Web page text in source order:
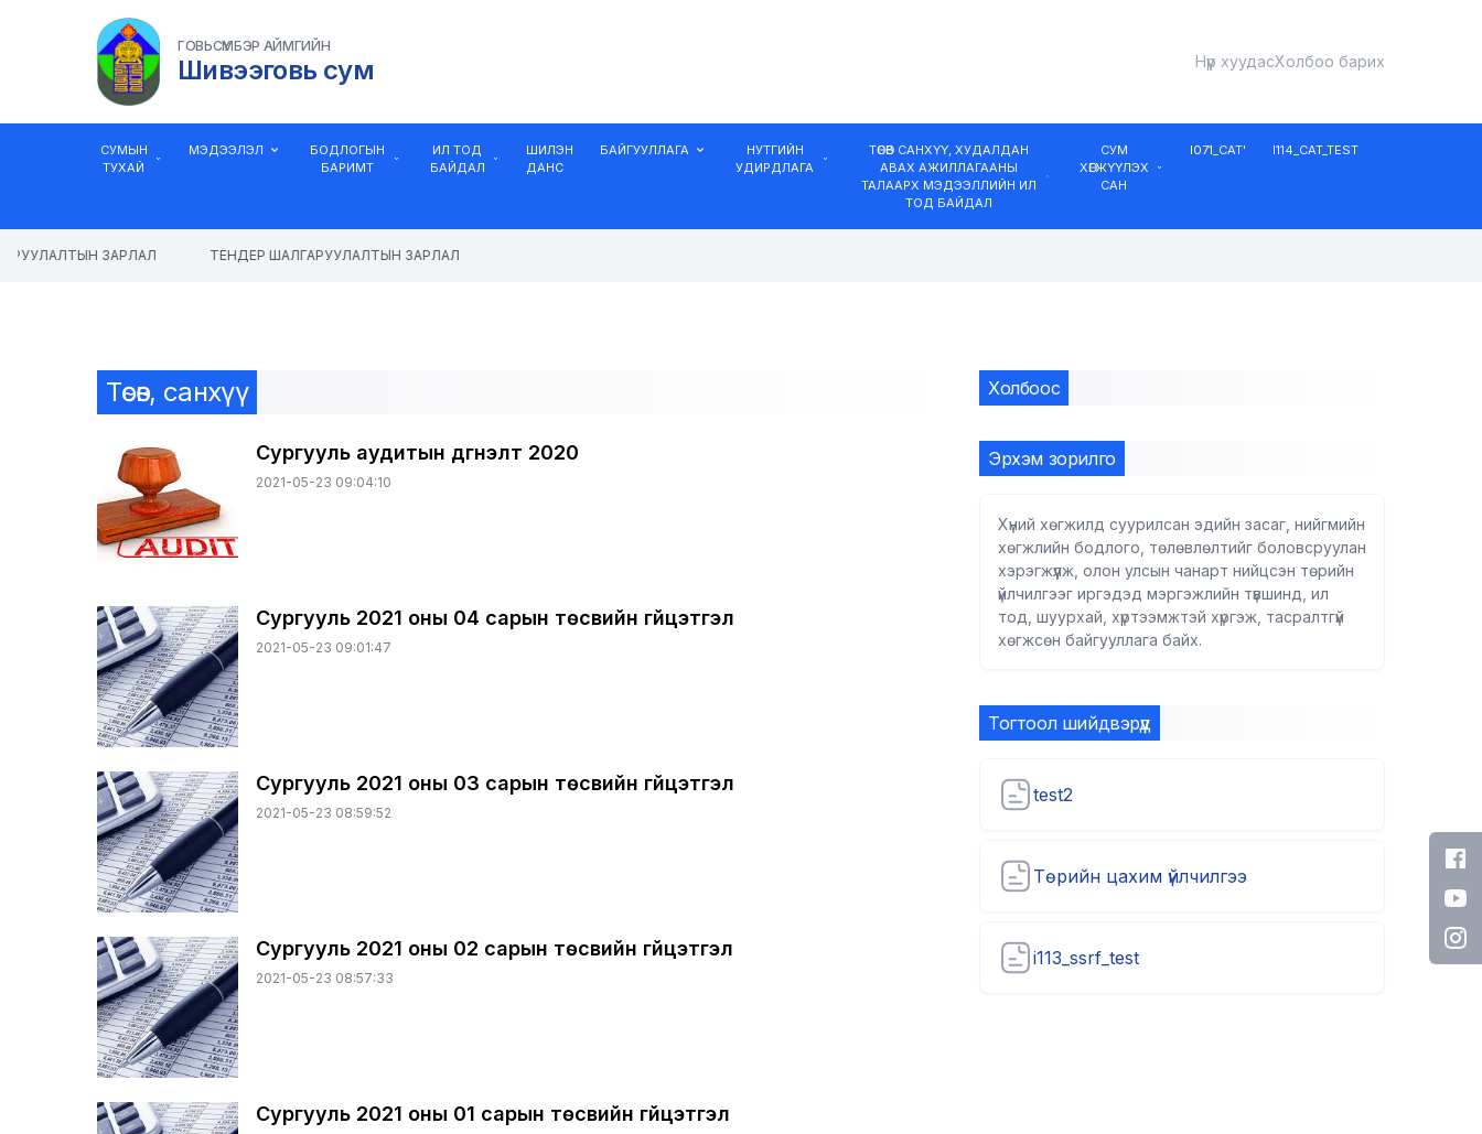
ГОВЬСҮМБЭР АЙМГИЙН
Шивээговь сум Нүүр хуудасХолбоо барих
СУМЫН
ТУХАЙ
МЭДЭЭЛЭЛ
БОДЛОГЫН
БАРИМТ
ИЛ ТОД
БАЙДАЛ
ШИЛЭН
ДАНС
БАЙГУУЛЛАГА
НУТГИЙН
УДИРДЛАГА
ТӨСӨВ САНХҮҮ, ХУДАЛДАН
АВАХ АЖИЛЛАГААНЫ
ТАЛААРХ МЭДЭЭЛЛИЙН ИЛ
ТОД БАЙДАЛ
СУМ
ХӨГЖҮҮЛЭХ
САН
I071_CAT' I114_CAT_TEST
ЗАРЛАЛ ТЕНДЕР ШАЛГАРУУЛАЛТЫН ЗАРЛАЛ
Төсөв, санхүү
Сургууль аудитын дүгнэлт 2020
2021-05-23 09:04:10
Сургууль 2021 оны 04 сарын төсвийн гүйцэтгэл
2021-05-23 09:01:47
Сургууль 2021 оны 03 сарын төсвийн гүйцэтгэл
2021-05-23 08:59:52
Сургууль 2021 оны 02 сарын төсвийн гүйцэтгэл
2021-05-23 08:57:33
Сургууль 2021 оны 01 сарын төсвийн гүйцэтгэл
Холбоос
Эрхэм зорилго
Хүний хөгжилд суурилсан эдийн засаг, нийгмийн
хөгжлийн бодлого, төлөвлөлтийг боловсруулан
хэрэгжүүлж, олон улсын чанарт нийцсэн төрийн
үйлчилгээг иргэдэд мэргэжлийн түвшинд, ил
тод, шуурхай, хүртээмжтэй хүргэж, тасралтгүй
хөгжсөн байгууллага байх.
Тогтоол шийдвэрүүд
test2
Төрийн цахим үйлчилгээ
i113_ssrf_test